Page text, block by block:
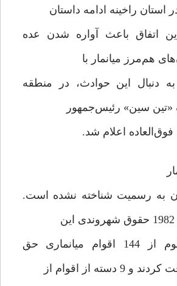
راخینه ادامه داستان
اتفاق باعث آواره شدن عده
هم‌مرز میانمار با
دنبال این حوادث، در منطقه
سین» رئیس‌جمهور
اعلام شد.
به رسمیت شناخته نشده است.
کشور، 135 قوم از 144 اقوام میانماری حق
دسته از اقوام از